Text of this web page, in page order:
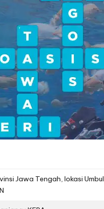
Jawa Tengah, lokasi Umbul